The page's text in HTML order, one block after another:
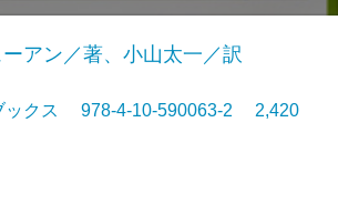
アン／著、小山太一／訳
ックス 978-4-10-590063-2 2,420